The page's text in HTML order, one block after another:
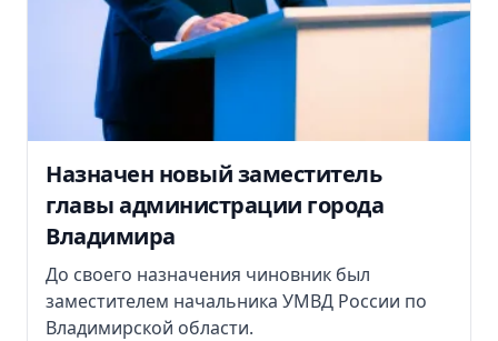
Назначен новый заместитель
главы администрации города
Владимира
До своего назначения чиновник был
заместителем начальника УМВД России по
Владимирской области.